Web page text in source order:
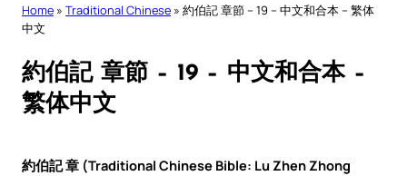
Home » Traditional Chinese » 約伯記 章節 – 19 – 中文和合本 – 繁体
中文
約伯記 章節 – 19 – 中文和合本 –
繁体中文
約伯記 章 (Traditional Chinese Bible: Lu Zhen Zhong